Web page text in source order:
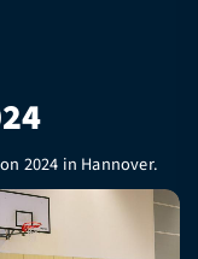
2024 in Hannover.